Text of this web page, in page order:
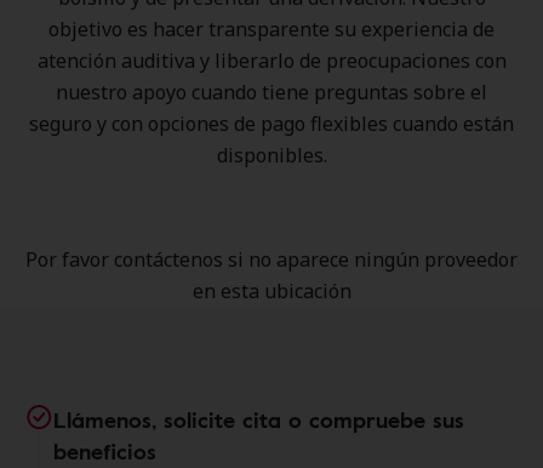
objetivo es hacer transparente su experiencia de
atención auditiva y liberarlo de preocupaciones con
nuestro apoyo cuando tiene preguntas sobre el
seguro y con opciones de pago flexibles cuando están
disponibles.
Por favor contáctenos si no aparece ningún proveedor
en esta ubicación
Llámenos, solicite cita o compruebe sus
beneficios